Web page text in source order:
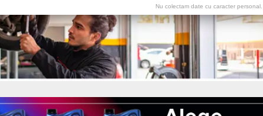
Nu colectam date cu caracter personal.